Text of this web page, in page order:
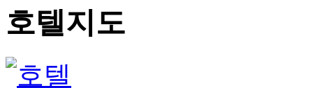
호텔지도